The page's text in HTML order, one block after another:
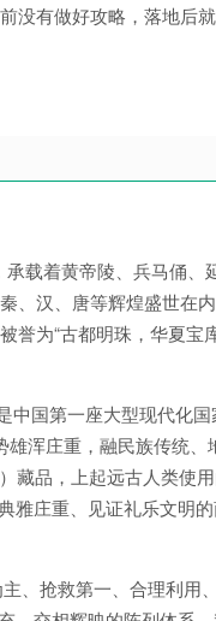
没有做好攻略，落地后
着黄帝陵、兵马俑、
、汉、唐等辉煌盛世在
誉为“古都明珠，华夏宝
国第一座大型现代化
浑庄重，融民族传统
品，上起远古人类使
庄重、见证礼乐文明
、抢救第一、合理利用